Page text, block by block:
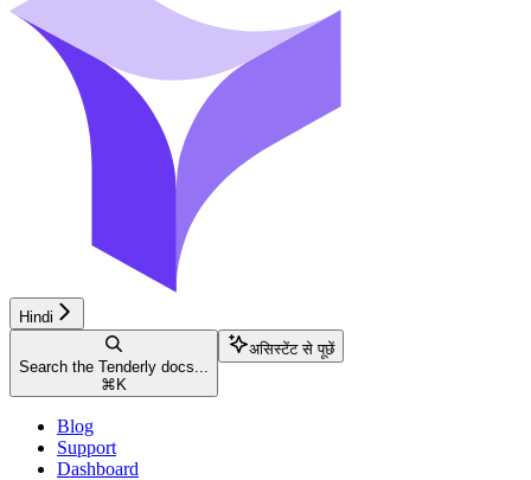
Hindi
Search the Tenderly docs...
⌘ K
असिस्टेंट से पूछें
Blog
Support
Dashboard